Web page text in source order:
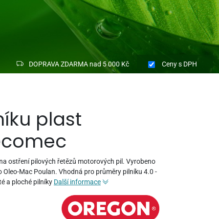
DOPRAVA ZDARMA nad 5 000 Kč Cenys DPH
plast
ostření pilových řetězů motorových pil. Vyrobeno
Mac Poulan. Vhodná pro průměry pilníku 4.0 -
a ploché pilníky Další informace